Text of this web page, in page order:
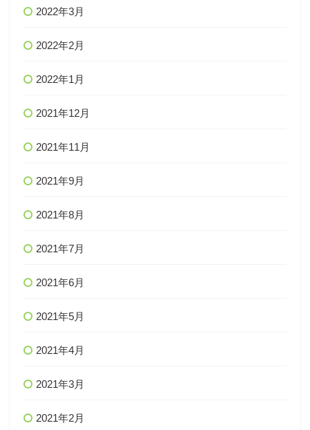
2022年3月
2022年2月
2022年1月
2021年12月
2021年11月
2021年9月
2021年8月
2021年7月
2021年6月
2021年5月
2021年4月
2021年3月
2021年2月